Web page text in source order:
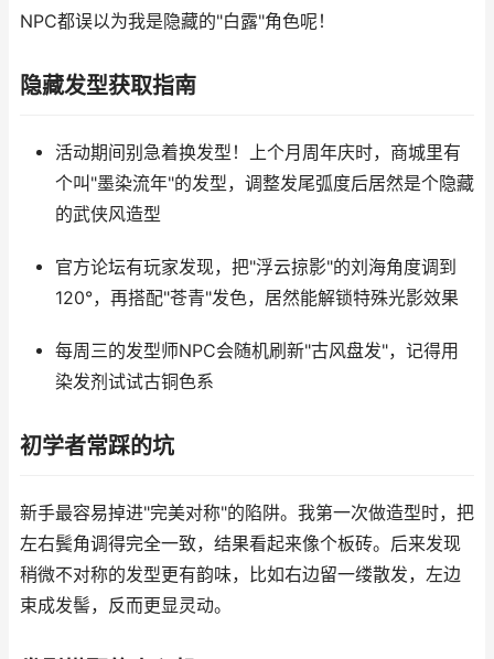
NPC都误以为我是隐藏的"白露"角色呢！
隐藏发型获取指南
活动期间别急着换发型！上个月周年庆时，商城里有
个叫"墨染流年"的发型，调整发尾弧度后居然是个隐藏
的武侠风造型
官方论坛有玩家发现，把"浮云掠影"的刘海角度调到
120°，再搭配"苍青"发色，居然能解锁特殊光影效果
每周三的发型师NPC会随机刷新"古风盘发"，记得用
染发剂试试古铜色系
初学者常踩的坑
新手最容易掉进"完美对称"的陷阱。我第一次做造型时，把
左右鬓角调得完全一致，结果看起来像个板砖。后来发现
稍微不对称的发型更有韵味，比如右边留一缕散发，左边
束成发髻，反而更显灵动。